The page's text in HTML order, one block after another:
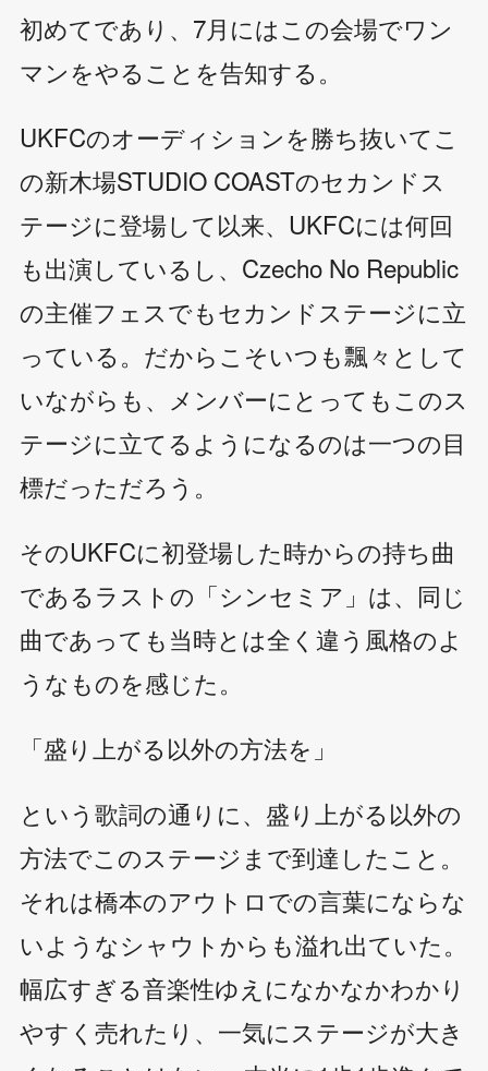
初めてであり、7月にはこの会場でワン
マンをやることを告知する。
UKFCのオーディションを勝ち抜いてこ
の新木場STUDIO COASTのセカンドス
テージに登場して以来、UKFCには何回
も出演しているし、Czecho No Republic
の主催フェスでもセカンドステージに立
っている。だからこそいつも飄々として
いながらも、メンバーにとってもこのス
テージに立てるようになるのは一つの目
標だっただろう。
そのUKFCに初登場した時からの持ち曲
であるラストの「シンセミア」は、同じ
曲であっても当時とは全く違う風格のよ
うなものを感じた。
「盛り上がる以外の方法を」
という歌詞の通りに、盛り上がる以外の
方法でこのステージまで到達したこと。
それは橋本のアウトロでの言葉にならな
いようなシャウトからも溢れ出ていた。
幅広すぎる音楽性ゆえになかなかわかり
やすく売れたり、一気にステージが大き